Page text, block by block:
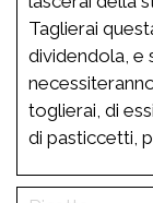
Taglierai
dividendola, e
toglierai, di
di pasticcetti,